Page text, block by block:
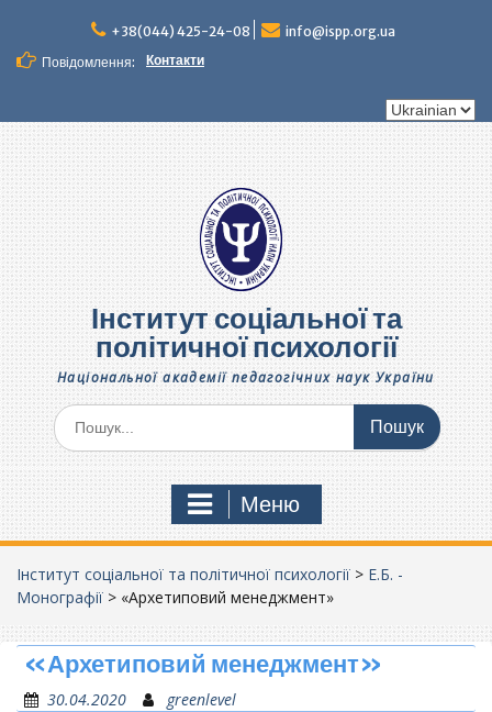
вмісту
+38(044) 425-24-08
info@ispp.org.ua
Повідомлення:
Контакти
Вибрати
Інститут соціальної та
політичної психології
Національної академії педагогічних наук України
Шукати:
Меню
Інститут соціальної та політичної психології > Е.Б. -
Монографії > «Архетиповий менеджмент»
«Архетиповий менеджмент»
30.04.2020 greenlevel